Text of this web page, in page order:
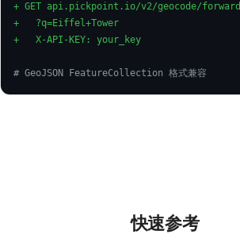
+ GET api.pickpoint.io/v2/geocode/forward
+   ?q=Eiffel+Tower
+   X-API-KEY: your_key
# GeoJSON FeatureCollection 格式兼容
快速参考